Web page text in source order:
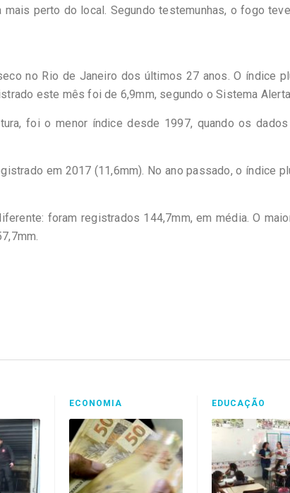
perto do local. Segundo testemunhas, o fogo
no Rio de Janeiro dos últimos 27 anos. O índice
este mês foi de 6,9mm, segundo o Sistema
foi o menor índice desde 1997, quando os
em 2017 (11,6mm). No ano passado, o índice
foram registrados 144,7mm, em média. O
ECONOMIA EDUCAÇÃO